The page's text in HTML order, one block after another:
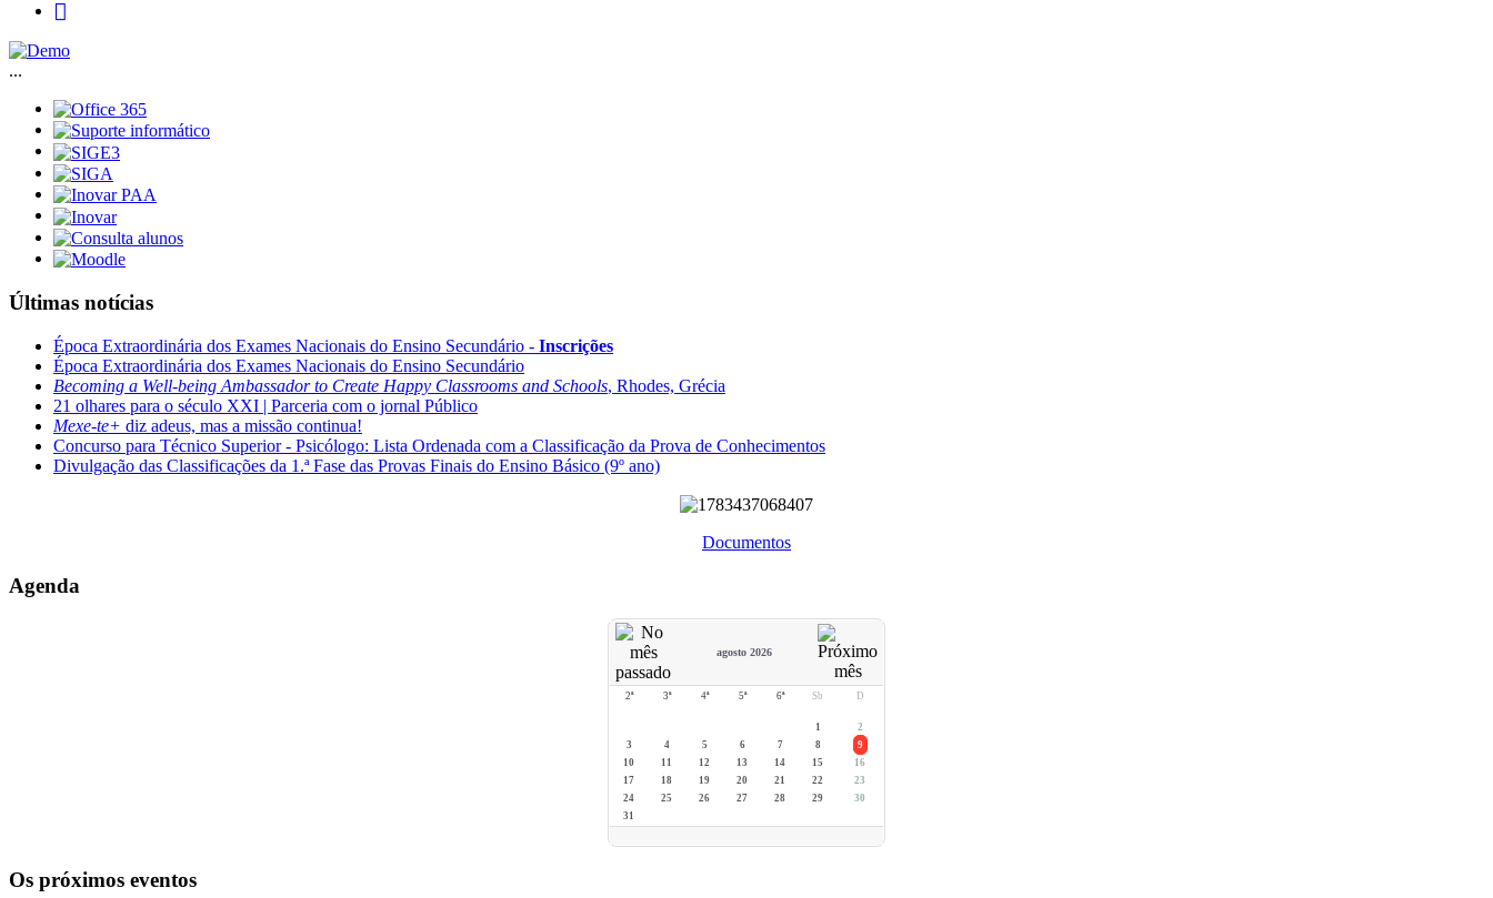
...
Últimas notícias
Época Extraordinária dos Exames Nacionais do Ensino Secundário - Inscrições
Época Extraordinária dos Exames Nacionais do Ensino Secundário
Becoming a Well-being Ambassador to Create Happy Classrooms and Schools, Rhodes, Grécia
21 olhares para o século XXI | Parceria com o jornal Público
Mexe-te+ diz adeus, mas a missão continua!
Concurso para Técnico Superior - Psicólogo: Lista Ordenada com a Classificação da Prova de Conhecimentos
Divulgação das Classificações da 1.ª Fase das Provas Finais do Ensino Básico (9º ano)
Documentos
Agenda
agosto 2026
2ª 3ª 4ª 5ª 6ª Sb D
1
2
3
4 5 6 7 8
9
10
11 12 13 14 15
16
17
18 19 20 21 22
23
24
25 26 27 28 29
30
31
Os próximos eventos